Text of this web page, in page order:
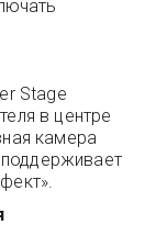
Stage
в центре
камера